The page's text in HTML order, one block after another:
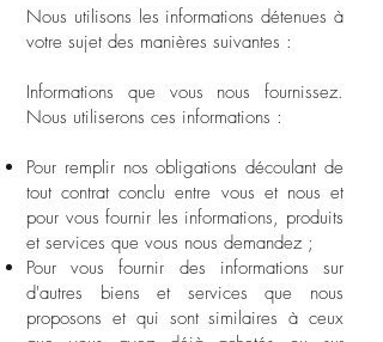
Nous utilisons les informations détenues à
votre sujet des manières suivantes :
Informations que vous nous fournissez.
Nous utiliserons ces informations :
Pour remplir nos obligations découlant de
tout contrat conclu entre vous et nous et
pour vous fournir les informations, produits
et services que vous nous demandez ;
Pour vous fournir des informations sur
d'autres biens et services que nous
proposons et qui sont similaires à ceux